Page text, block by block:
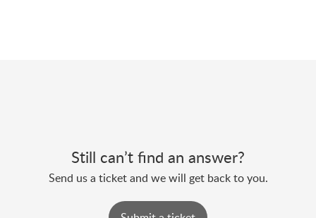
Still can’t find an answer?
Send us a ticket and we will get back to you.